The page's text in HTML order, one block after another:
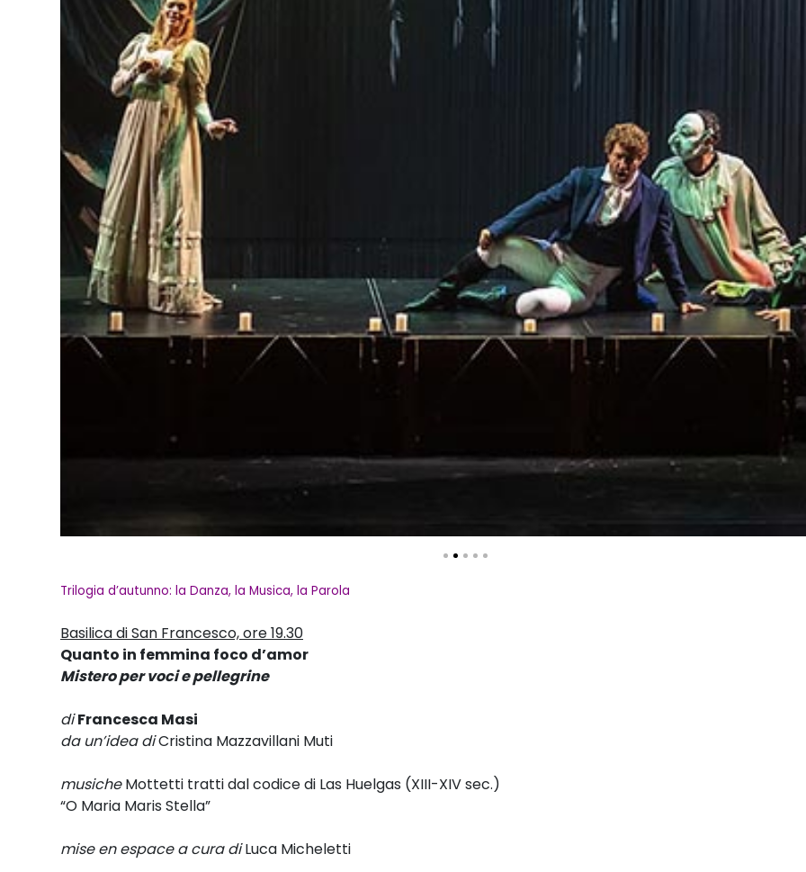
Trilogia d’autunno: la Danza, la Musica, la Parola
Basilica di San Francesco, ore 19.30
Quanto in femmina foco d’amor
Mistero per voci e pellegrine
di Francesca Masi
da un’idea diCristina Mazzavillani Muti
musicheMottetti tratti dal codice di Las Huelgas (XIII-XIV sec.)
“O Maria Maris Stella”
mise en espace a cura diLuca Micheletti